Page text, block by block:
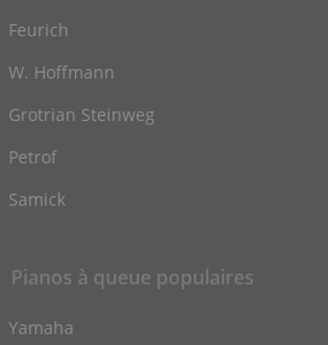
Feurich
W. Hoffmann
Grotrian Steinweg
Petrof
Samick
Pianos à queue populaires
Yamaha